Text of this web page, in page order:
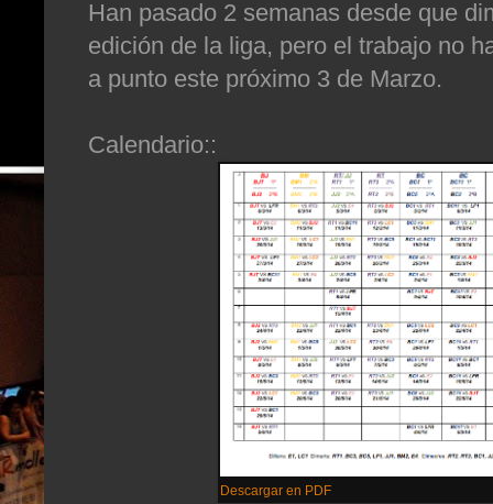
Han pasado 2 semanas desde que
edición de la liga, pero el trabajo no
a punto este próximo 3 de Marzo.
Calendario::
Descargar en PDF